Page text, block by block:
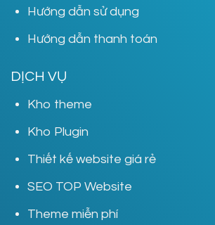
Hướng dẫn sử dụng
Hướng dẫn thanh toán
DỊCH VỤ
Kho theme
Kho Plugin
Thiết kế website giá rẻ
SEO TOP Website
Theme miễn phí